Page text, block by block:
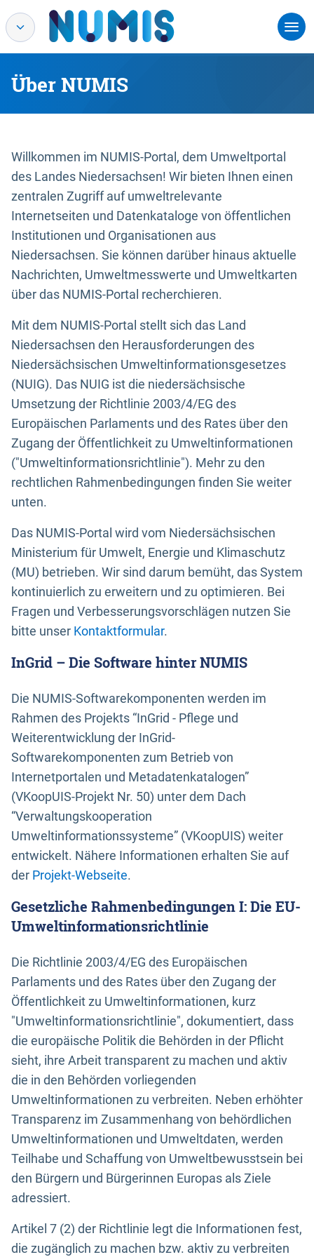
Über NUMIS
Willkommen im NUMIS-Portal, dem Umweltportal
des Landes Niedersachsen! Wir bieten Ihnen einen
zentralen Zugriff auf umweltrelevante
Internetseiten und Datenkataloge von öffentlichen
Institutionen und Organisationen aus
Niedersachsen. Sie können darüber hinaus aktuelle
Nachrichten, Umweltmesswerte und Umweltkarten
über das NUMIS-Portal recherchieren.
Mit dem NUMIS-Portal stellt sich das Land
Niedersachsen den Herausforderungen des
Niedersächsischen Umweltinformationsgesetzes
(NUIG). Das NUIG ist die niedersächsische
Umsetzung der Richtlinie 2003/4/EG des
Europäischen Parlaments und des Rates über den
Zugang der Öffentlichkeit zu Umweltinformationen
("Umweltinformationsrichtlinie"). Mehr zu den
rechtlichen Rahmenbedingungen finden Sie weiter
unten.
Das NUMIS-Portal wird vom Niedersächsischen
Ministerium für Umwelt, Energie und Klimaschutz
(MU) betrieben. Wir sind darum bemüht, das System
kontinuierlich zu erweitern und zu optimieren. Bei
Fragen und Verbesserungsvorschlägen nutzen Sie
bitte unser Kontaktformular.
InGrid – Die Software hinter NUMIS
Die NUMIS-Softwarekomponenten werden im
Rahmen des Projekts “InGrid - Pflege und
Weiterentwicklung der InGrid-
Softwarekomponenten zum Betrieb von
Internetportalen und Metadatenkatalogen”
(VKoopUIS-Projekt Nr. 50) unter dem Dach
“Verwaltungskooperation
Umweltinformationssysteme” (VKoopUIS) weiter
entwickelt. Nähere Informationen erhalten Sie auf
der Projekt-Webseite.
Gesetzliche Rahmenbedingungen I: Die EU-
Umweltinformationsrichtlinie
Die Richtlinie 2003/4/EG des Europäischen
Parlaments und des Rates über den Zugang der
Öffentlichkeit zu Umweltinformationen, kurz
"Umweltinformationsrichtlinie", dokumentiert, dass
die europäische Politik die Behörden in der Pflicht
sieht, ihre Arbeit transparent zu machen und aktiv
die in den Behörden vorliegenden
Umweltinformationen zu verbreiten. Neben erhöhter
Transparenz im Zusammenhang von behördlichen
Umweltinformationen und Umweltdaten, werden
Teilhabe und Schaffung von Umweltbewusstsein bei
den Bürgern und Bürgerinnen Europas als Ziele
adressiert.
Artikel 7 (2) der Richtlinie legt die Informationen fest,
die zugänglich zu machen bzw. aktiv zu verbreiten